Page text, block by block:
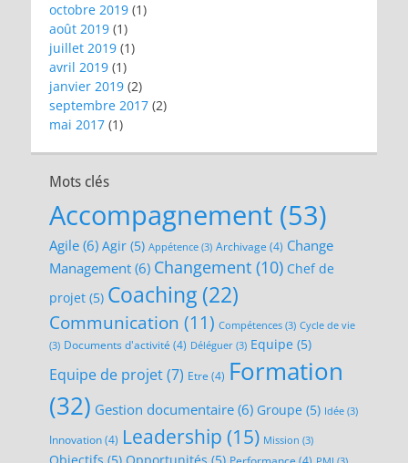
octobre 2019 (1)
août 2019 (1)
juillet 2019 (1)
avril 2019 (1)
janvier 2019 (2)
septembre 2017 (2)
mai 2017 (1)
Mots clés
Accompagnement (53)
Agile (6) Agir (5) Appétence (3) Archivage (4) Change
Management (6) Changement (10) Chef de
projet (5) Coaching (22)
Communication (11) Compétences (3) Cycle de vie
(3) Documents d'activité (4) Déléguer (3) Equipe (5)
Equipe de projet(7) Etre (4) Formation
(32) Gestion documentaire (6) Groupe (5) Idée (3)
Innovation(4) Leadership (15) Mission (3)